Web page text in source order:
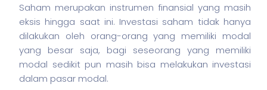
Saham merupakan instrumen finansial yang masih
eksis hingga saat ini. Investasi saham tidak hanya
dilakukan oleh orang-orang yang memiliki modal
yang besar saja, bagi seseorang yang memiliki
modal sedikit pun masih bisa melakukan investasi
dalam pasar modal.